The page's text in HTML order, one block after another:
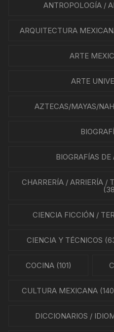
ANTROPOLOGÍA /
ARQUITECTURA
ARTE
ARTE
AZTECAS/MAYAS/
BIOGRAFÍAS DE
CHARRERÍA / ARRIERÍA /
CIENCIA FICCIÓN /
CIENCIA Y TÉCNICOS
COCINA(101)
CULTURA MEXICANA
DICCIONARIOS /